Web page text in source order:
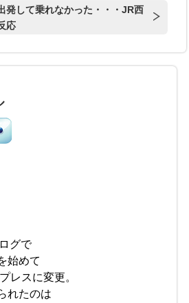
発して乗れなかった・・・JR西
応
グで
始めて
レスに変更。
れたのは